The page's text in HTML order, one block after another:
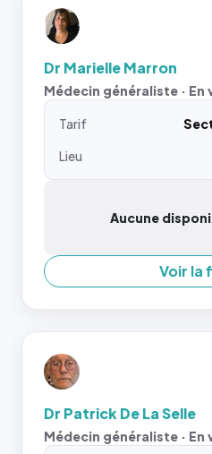
Dr Marielle Marron
Médecin généraliste · En
Tarif
Lieu
Aucune
Voir la
Dr Patrick De La Selle
Médecin généraliste · En